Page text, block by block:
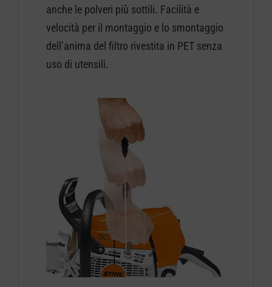
anche le polveri più sottili. Facilità e
velocità per il montaggio e lo smontaggio
dell’anima del filtro rivestita in PET senza
uso di utensili.